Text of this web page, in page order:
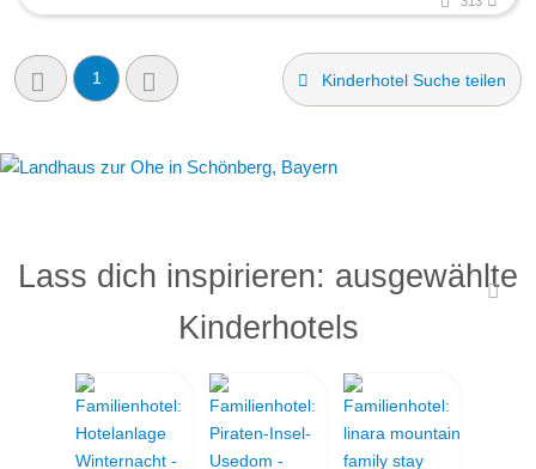
1 Kinderhotel Suche teilen
Lass dich inspirieren: ausgewählte
Kinderhotels